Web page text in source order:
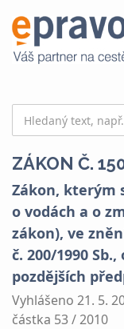
ZÁKON Č.
Zákon, kterým
o vodách a o
zákon), ve
č. 200/1990
pozdějších
Vyhlášeno 21. 5.
částka 53 / 2010